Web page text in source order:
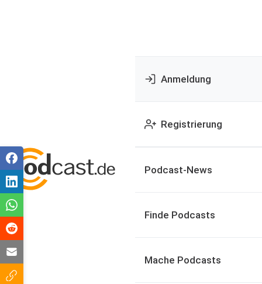
Anmeldung
Registrierung
Podcast-News
Finde Podcasts
Mache Podcasts